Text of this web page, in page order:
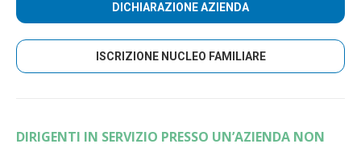
DICHIARAZIONE AZIENDA
ISCRIZIONE NUCLEO FAMILIARE
DIRIGENTI IN SERVIZIO PRESSO UN’AZIENDA NON